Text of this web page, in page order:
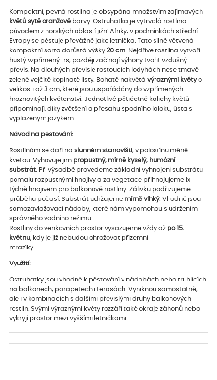
Kompaktní, pevná rostlina je obsypána množstvím zajímavých
květů sytě oranžové barvy. Ostruhatka je vytrvalá rostlina
původem z horských oblastí jižní Afriky, v podmínkách střední
Evropy se pěstuje převážně jako letnička. Tato silně větvená
kompaktní sorta dorůstá výšky20 cm. Nejdříve rostlina vytvoří
hustý vzpřímený trs, později začínají výhony tvořit vzdušný
převis. Na dlouhých převisle rostoucích lodyhách nese tmavě
zelené vejčitě kopinaté listy. Bohatě nakvétávýraznými květyo
velikosti až 3 cm, které jsou uspořádány do vzpřímených
hroznovitých květenství. Jednotlivé pětičetné kalichy květů
připomínají, díky zvětšení a přesahu spodního laloku, ústa s
vyplazeným jazykem.
Návod na pěstování:
Rostlinám se daří naslunném stanovišti, v polostínu méně
kvetou. Vyhovuje jim propustný, mírně kyselý, humózní
substrát. Při výsadbě provedeme základní vyhnojení substrátu
pomalu rozpustnými hnojivy a za vegetace přihnojujeme 1x
týdně hnojivem pro balkonové rostliny. Zálivku podřizujeme
průběhu počasí. Substrát udržujeme mírně vlhký. Vhodné jsou
samozavlažovací nádoby, které nám vypomohou s udržením
správného vodního režimu.
Rostliny do venkovních prostor vysazujeme vždy až po 15.
květnu, kdy je již nebudou ohrožovat přízemní
mrazíky.
Využití:
Ostruhatky jsou vhodné k pěstování v nádobách nebo truhlících
na balkonech, parapetech i terasách. Vyniknou samostatně,
ale i v kombinacích s dalšími převislými druhy balkonových
rostlin. Svými výraznými květy rozzáří také okraje záhonů nebo
vykryjí prostor mezi vyššími letničkami.